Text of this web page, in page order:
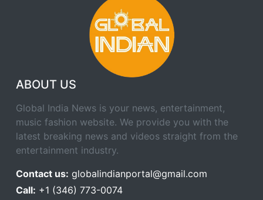
ABOUT US
Global India News is your news, entertainment,
music fashion website. We provide you with the
latest breaking news and videos straight from the
entertainment industry.
Contact us: globalindianportal@gmail.com
Call: +1 (346) 773-0074